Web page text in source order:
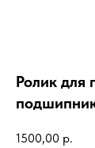
Ролик для
1500,00 р.